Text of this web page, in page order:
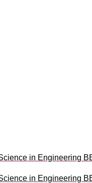
in Engineering
in Engineering